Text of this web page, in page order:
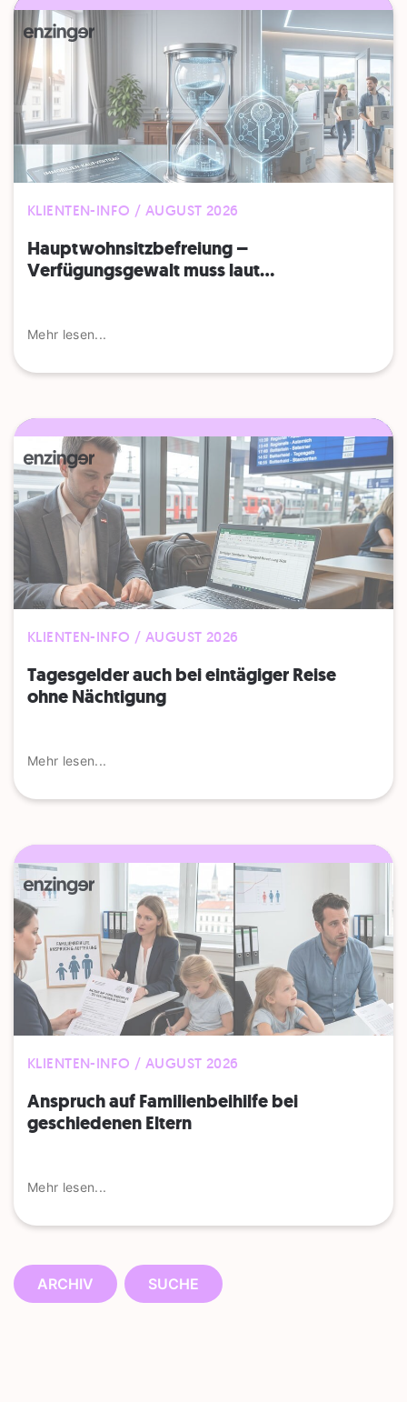
KLIENTEN-INFO / AUGUST 2026
Hauptwohnsitz​­befreiung –
Verfügungsgewalt muss laut...
Mehr lesen...
KLIENTEN-INFO / AUGUST 2026
Tagesgelder auch bei eintägiger Reise
ohne Nächtigung
Mehr lesen...
KLIENTEN-INFO / AUGUST 2026
Anspruch auf Familienbeihilfe bei
geschiedenen Eltern
Mehr lesen...
ARCHIV SUCHE